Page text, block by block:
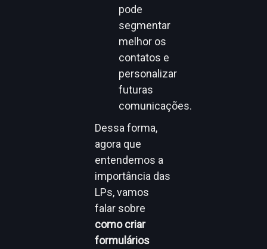
pode
segmentar
melhor os
contatos e
personalizar
futuras
comunicações.
Dessa forma,
agora que
entendemos a
importância das
LPs, vamos
falar sobre
como criar
formulários